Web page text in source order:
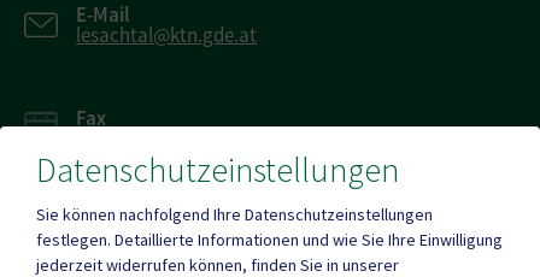
E-Mail
lesachtal@ktn.gde.at
Fax
Datenschutzeinstellungen
Sie können nachfolgend Ihre Datenschutzeinstellungen
festlegen. Detaillierte Informationen und wie Sie Ihre Einwilligung
jederzeit widerrufen können, finden Sie in unserer